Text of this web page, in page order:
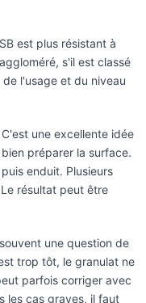
est plus résistant à
s'il est classé
l'usage et du niveau
une excellente idée
préparer la surface.
enduit. Plusieurs
résultat peut être
une question de
trop tôt, le granulat ne
parfois corriger avec
les cas graves, il faut